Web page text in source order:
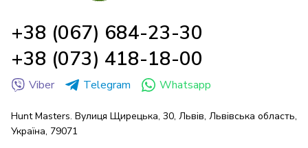
+38 (067) 684-23-30
+38 (073) 418-18-00
Viber Telegram Whatsapp
Hunt Masters. Вулиця Щирецька, 30, Львів, Львівська область,
Україна, 79071